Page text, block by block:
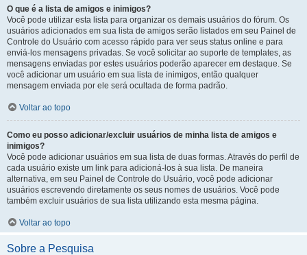
O que é a lista de amigos e inimigos?
Você pode utilizar esta lista para organizar os demais usuários do fórum. Os
usuários adicionados em sua lista de amigos serão listados em seu Painel de
Controle do Usuário com acesso rápido para ver seus status online e para
enviá-los mensagens privadas. Se você solicitar ao suporte de templates, as
mensagens enviadas por estes usuários poderão aparecer em destaque. Se
você adicionar um usuário em sua lista de inimigos, então qualquer
mensagem enviada por ele será ocultada de forma padrão.
Voltar ao topo
Como eu posso adicionar/excluir usuários de minha lista de amigos e
inimigos?
Você pode adicionar usuários em sua lista de duas formas. Através do perfil de
cada usuário existe um link para adicioná-los à sua lista. De maneira
alternativa, em seu Painel de Controle do Usuário, você pode adicionar
usuários escrevendo diretamente os seus nomes de usuários. Você pode
também excluir usuários de sua lista utilizando esta mesma página.
Voltar ao topo
Sobre a Pesquisa